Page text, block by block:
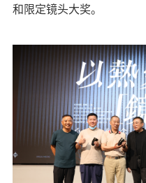
和限定镜头大奖。